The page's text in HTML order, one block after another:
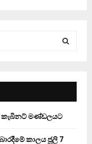
E
A
කැබිනට් මණ්ඩලයට
කාලය ජූලි 7